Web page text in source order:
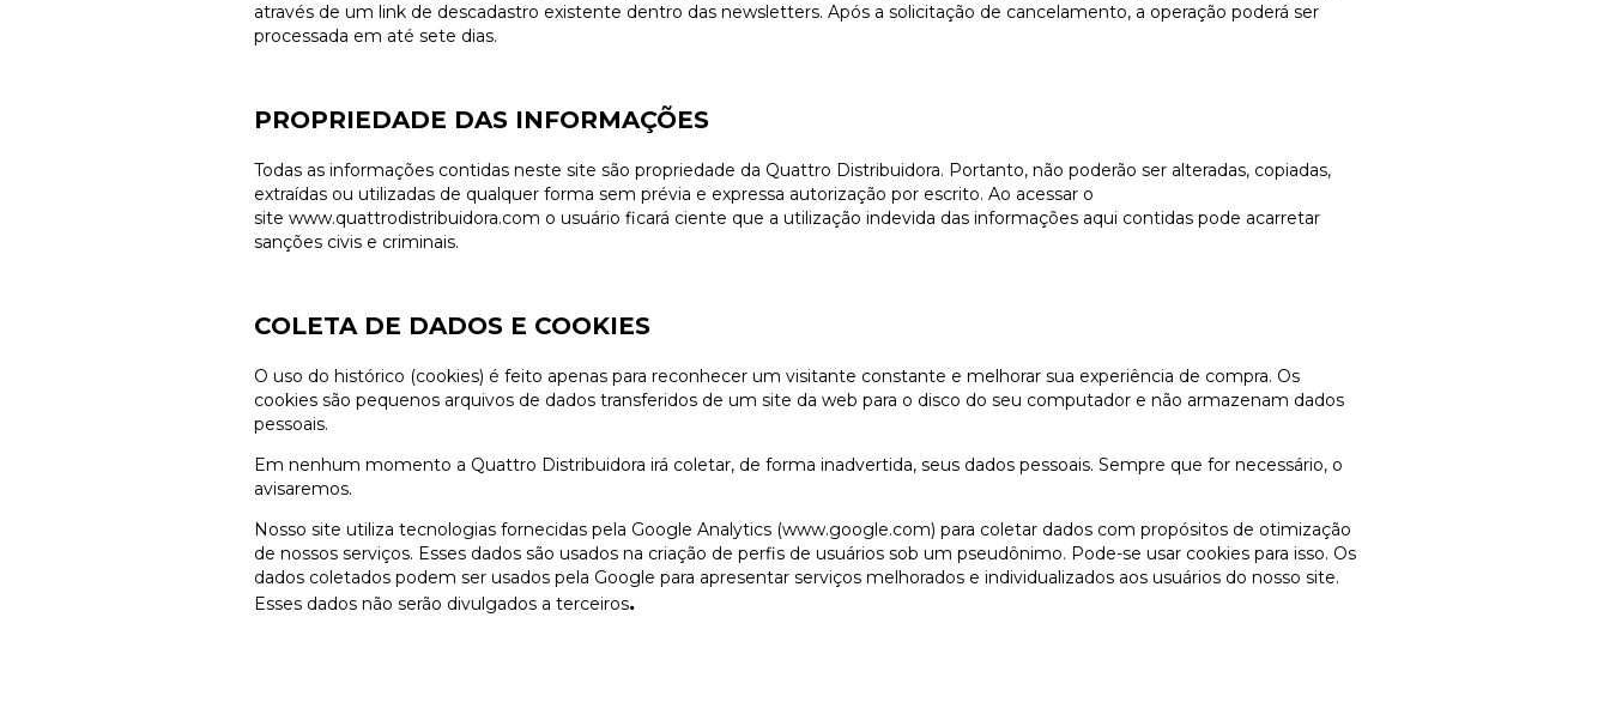
através de um link de descadastro existente dentro das newsletters. Após a solicitação de cancelamento, a operação poderá ser
processada em até sete dias.
PROPRIEDADE DAS INFORMAÇÕES
Todas as informações contidas neste site são propriedade da Quattro Distribuidora. Portanto, não poderão ser alteradas, copiadas,
extraídas ou utilizadas de qualquer forma sem prévia e expressa autorização por escrito. Ao acessar o
site www.quattrodistribuidora.com o usuário ficará ciente que a utilização indevida das informações aqui contidas pode acarretar
sanções civis e criminais.
COLETA DE DADOS E COOKIES
O uso do histórico (cookies) é feito apenas para reconhecer um visitante constante e melhorar sua experiência de compra. Os
cookies são pequenos arquivos de dados transferidos de um site da web para o disco do seu computador e não armazenam dados
pessoais.
Em nenhum momento a Quattro Distribuidora irá coletar, de forma inadvertida, seus dados pessoais. Sempre que for necessário, o
avisaremos.
Nosso site utiliza tecnologias fornecidas pela Google Analytics (www.google.com) para coletar dados com propósitos de otimização
de nossos serviços. Esses dados são usados na criação de perfis de usuários sob um pseudônimo. Pode-se usar cookies para isso. Os
dados coletados podem ser usados pela Google para apresentar serviços melhorados e individualizados aos usuários do nosso site.
Esses dados não serão divulgados a terceiros.